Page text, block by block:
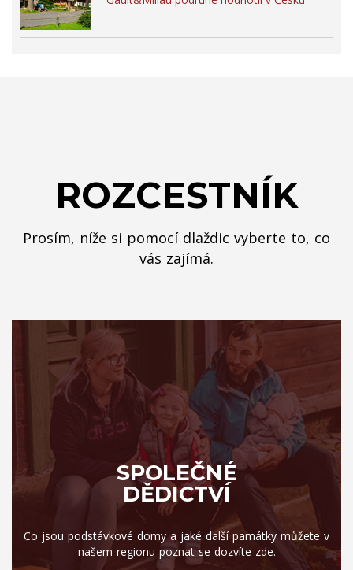
ROZCESTNÍK
Prosím, níže si pomocí dlaždic vyberte to, co
vás zajímá.
SPOLEČNÉ
DĚDICTVÍ
Co jsou podstávkové domy a jaké další památky můžete v
našem regionu poznat se dozvíte zde.